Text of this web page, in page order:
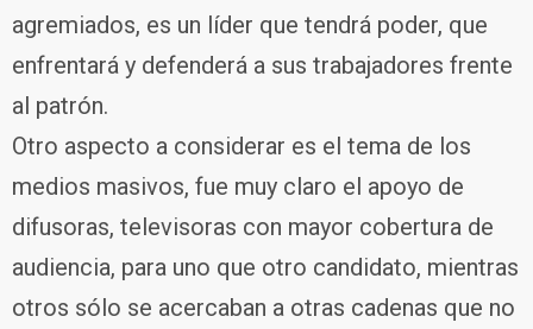
agremiados, es un líder que tendrá poder, que
enfrentará y defenderá a sus trabajadores frente
al patrón.
Otro aspecto a considerar es el tema de los
medios masivos, fue muy claro el apoyo de
difusoras, televisoras con mayor cobertura de
audiencia, para uno que otro candidato, mientras
otros sólo se acercaban a otras cadenas que no